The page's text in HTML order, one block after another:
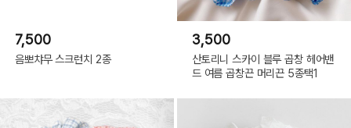
7,500
음뽀챠무 스크런치 2종
3,500
산토리니 스카이 블루 곱창 헤어밴
드 여름 곱창끈 머리끈 5종택1